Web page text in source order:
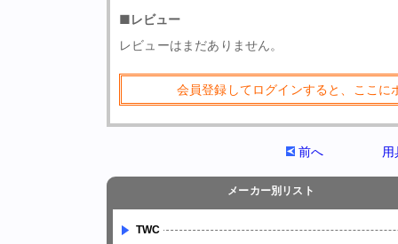
■レビュー
レビューはまだありません。
会員登録してログインすると、ここ
前へ
メーカー別リスト
TWC